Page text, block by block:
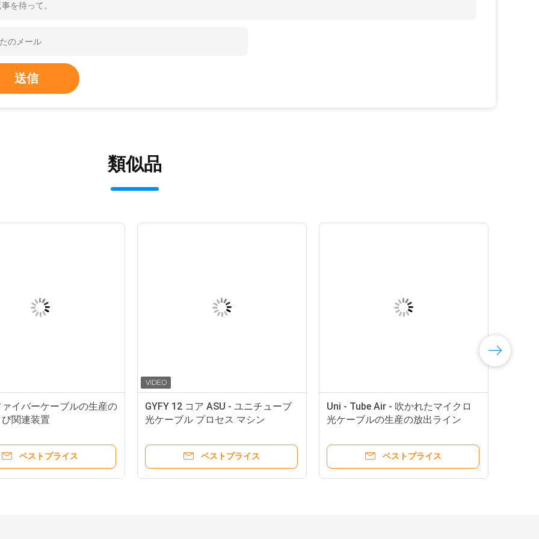
を待って。
送信
類似品
イバーケーブルの生産の
関連装置
ベストプライス
GYFY 12 コア ASU - ユニチューブ
光ケーブル プロセス マシン
ベストプライス
Uni - Tube Air - 吹かれたマイクロ
光ケーブルの生産の放出ライン
ベストプライス